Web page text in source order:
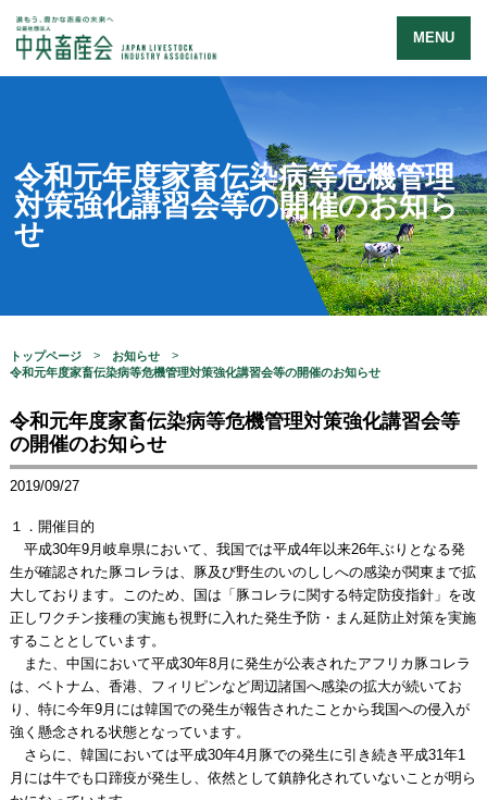
MENU
令和元年度家畜伝染病等危機管理
対策強化講習会等の開催のお知ら
せ
トップページ
お知らせ
令和元年度家畜伝染病等危機管理対策強化講習会等の開催のお知らせ
令和元年度家畜伝染病等危機管理対策強化講習会等
の開催のお知らせ
2019/09/27
１．開催目的
平成30年9月岐阜県において、我国では平成4年以来26年ぶりとなる発
生が確認された豚コレラは、豚及び野生のいのししへの感染が関東まで拡
大しております。このため、国は「豚コレラに関する特定防疫指針」を改
正しワクチン接種の実施も視野に入れた発生予防・まん延防止対策を実施
することとしています。
また、中国において平成30年8月に発生が公表されたアフリカ豚コレラ
は、ベトナム、香港、フィリピンなど周辺諸国へ感染の拡大が続いてお
り、特に今年9月には韓国での発生が報告されたことから我国への侵入が
強く懸念される状態となっています。
さらに、韓国においては平成30年4月豚での発生に引き続き平成31年1
月には牛でも口蹄疫が発生し、依然として鎮静化されていないことが明ら